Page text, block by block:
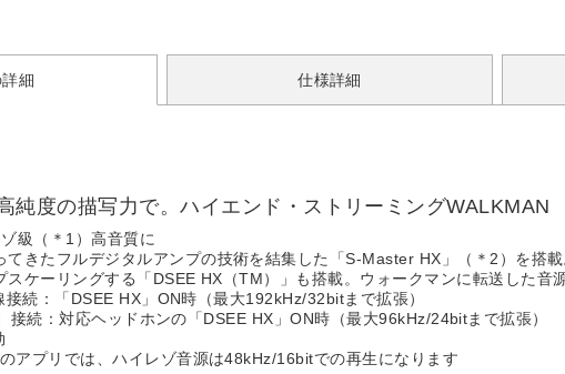
細 仕様詳細
純度の描写力で。ハイエンド・ストリーミングWALKMAN
級（＊1）高音質に
てきたフルデジタルアンプの技術を結集した「S-Master HX」（＊2）を搭
スケーリングする「DSEE HX（TM）」も搭載。ウォークマンに転送した
続：「DSEE HX」ON時（最大192kHz/32bitまで拡張）
接続：対応ヘッドホンの「DSEE HX」ON時（最大96kHz/24bitまで拡張）
アプリでは、ハイレゾ音源は48kHz/16bitでの再生になります